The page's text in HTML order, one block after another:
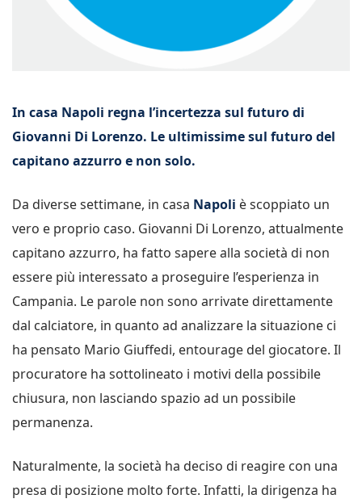
In casa Napoli regna l’incertezza sul futuro di
Giovanni Di Lorenzo. Le ultimissime sul futuro del
capitano azzurro e non solo.
Da diverse settimane, in casa Napoli è scoppiato un
vero e proprio caso. Giovanni Di Lorenzo, attualmente
capitano azzurro, ha fatto sapere alla società di non
essere più interessato a proseguire l’esperienza in
Campania. Le parole non sono arrivate direttamente
dal calciatore, in quanto ad analizzare la situazione ci
ha pensato Mario Giuffedi, entourage del giocatore. Il
procuratore ha sottolineato i motivi della possibile
chiusura, non lasciando spazio ad un possibile
permanenza.
Naturalmente, la società ha deciso di reagire con una
presa di posizione molto forte. Infatti, la dirigenza ha